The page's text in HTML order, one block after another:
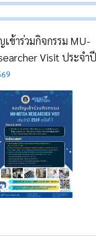
ข้าร่วมกิจกรรม MU-
Visit ประจำปี
1